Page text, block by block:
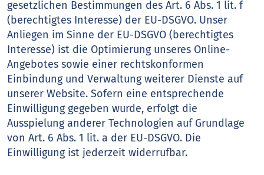
gesetzlichen Bestimmungen des Art. 6 Abs. 1 lit. f
(berechtigtes Interesse) der EU-DSGVO. Unser
Anliegen im Sinne der EU-DSGVO (berechtigtes
Interesse) ist die Optimierung unseres Online-
Angebotes sowie einer rechtskonformen
Einbindung und Verwaltung weiterer Dienste auf
unserer Website. Sofern eine entsprechende
Einwilligung gegeben wurde, erfolgt die
Ausspielung anderer Technologien auf Grundlage
von Art. 6 Abs. 1 lit. a der EU-DSGVO. Die
Einwilligung ist jederzeit widerrufbar.